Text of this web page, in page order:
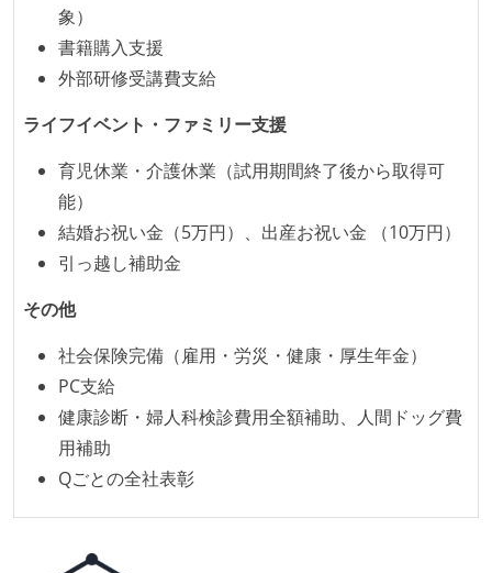
象）
書籍購入支援
外部研修受講費支給
ライフイベント・ファミリー支援
育児休業・介護休業（試用期間終了後から取得可
能）
結婚お祝い金（5万円）、出産お祝い金 （10万円）
引っ越し補助金
その他
社会保険完備（雇用・労災・健康・厚生年金）
PC支給
健康診断・婦人科検診費用全額補助、人間ドッグ費
用補助
Qごとの全社表彰